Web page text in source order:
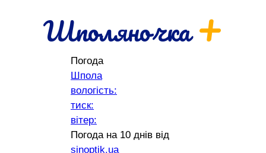
Шполяночка+
Погода
Шпола
вологість:
тиск:
вітер:
Погода на 10 днів від
sinoptik.ua